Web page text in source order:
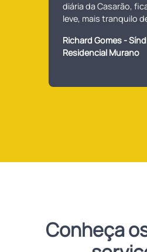
diária da Casarão,
leve, mais tranquilo
Richard Gomes -
Residencial Murano
Conheça